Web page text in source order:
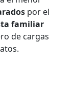
por el
familiar
de cargas